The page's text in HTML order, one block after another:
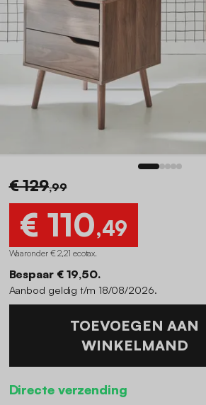
€ 129,99
€ 110,49
Waaronder € 2,21 ecotax.
Bespaar € 19,50.
Aanbod geldig t/m 18/08/2026.
TOEVOEGEN AAN
WINKELMAND
Directe verzending